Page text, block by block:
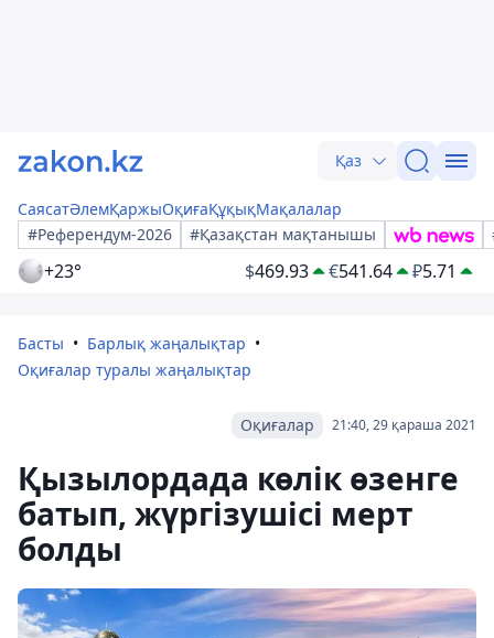
Қаз
СаясатӘлемҚаржыОқиғаҚұқықМақалалар
#Референдум-2026
#Қазақстан мақтанышы
+23° $469.93 €541.64 ₽5.71
Басты
Барлық жаңалықтар
Оқиғалар туралы жаңалықтар
21:40, 29 қараша 2021
Оқиғалар
Қызылордада көлік өзенге
батып, жүргізушісі мерт
болды